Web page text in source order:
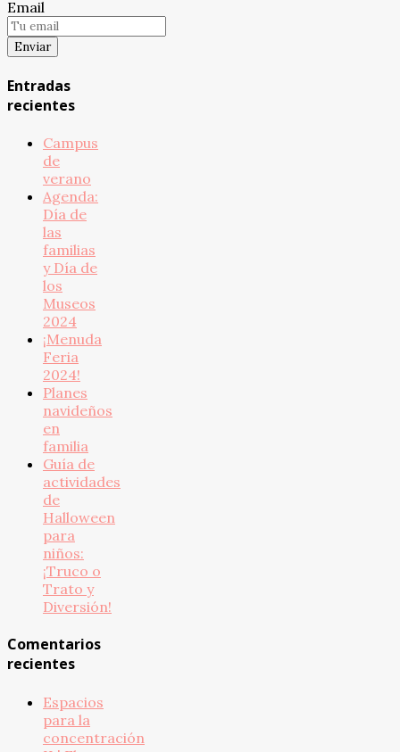
Email
Entradas
recientes
Campus
de
verano
Agenda:
Día de
las
familias
y Día de
los
Museos
2024
¡Menuda
Feria
2024!
Planes
navideños
en
familia
Guía de
actividades
de
Halloween
para
niños:
¡Truco o
Trato y
Diversión!
Comentarios
recientes
Espacios
para la
concentración